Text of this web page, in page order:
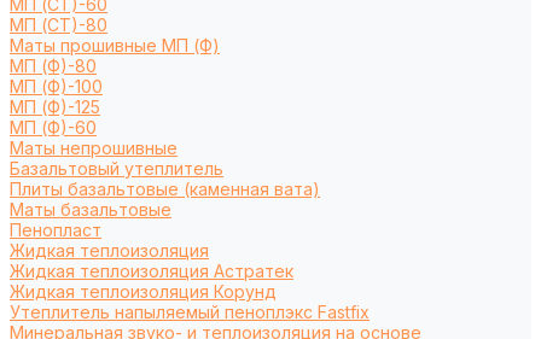
МП (СТ)-60
МП (СТ)-80
Маты прошивные МП (Ф)
МП (Ф)-80
МП (Ф)-100
МП (Ф)-125
МП (Ф)-60
Маты непрошивные
Базальтовый утеплитель
Плиты базальтовые (каменная вата)
Маты базальтовые
Пенопласт
Жидкая теплоизоляция
Жидкая теплоизоляция Астратек
Жидкая теплоизоляция Корунд
Утеплитель напыляемый пеноплэкс Fastfix
Минеральная звуко- и теплоизоляция на основе